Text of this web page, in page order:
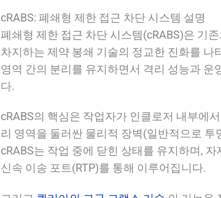
cRABS: 폐쇄형 제한 접근 차단 시스템 설명
폐쇄형 제한 접근 차단 시스템(cRABS)은 기
차지하는 제약 봉쇄 기술의 정교한 진화를 나
영역 간의 분리를 유지하면서 격리 성능과
다.
cRABS의 핵심은 작업자가 인클로저 내부에
리 영역을 둘러싼 물리적 장벽(일반적으로
cRABS는 작업 중에 닫힌 상태를 유지하며,
신속 이송 포트(RTP)를 통해 이루어집니다.